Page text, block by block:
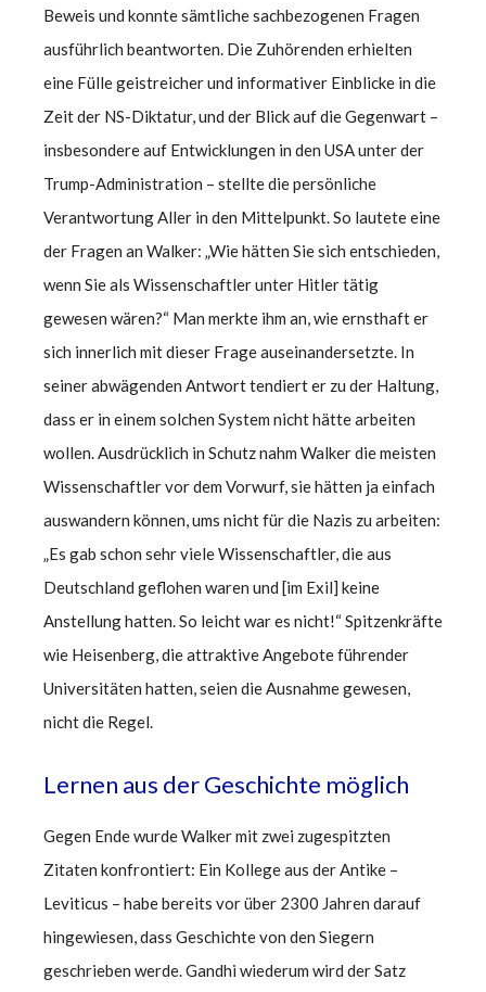
Beweis und konnte sämtliche sachbezogenen Fragen
ausführlich beantworten. Die Zuhörenden erhielten
eine Fülle geistreicher und informativer Einblicke in die
Zeit der NS-Diktatur, und der Blick auf die Gegenwart –
insbesondere auf Entwicklungen in den USA unter der
Trump-Administration – stellte die persönliche
Verantwortung Aller in den Mittelpunkt. So lautete eine
der Fragen an Walker: „Wie hätten Sie sich entschieden,
wenn Sie als Wissenschaftler unter Hitler tätig
gewesen wären?“ Man merkte ihm an, wie ernsthaft er
sich innerlich mit dieser Frage auseinandersetzte. In
seiner abwägenden Antwort tendiert er zu der Haltung,
dass er in einem solchen System nicht hätte arbeiten
wollen. Ausdrücklich in Schutz nahm Walker die meisten
Wissenschaftler vor dem Vorwurf, sie hätten ja einfach
auswandern können, ums nicht für die Nazis zu arbeiten:
„Es gab schon sehr viele Wissenschaftler, die aus
Deutschland geflohen waren und [im Exil] keine
Anstellung hatten. So leicht war es nicht!“ Spitzenkräfte
wie Heisenberg, die attraktive Angebote führender
Universitäten hatten, seien die Ausnahme gewesen,
nicht die Regel.
Lernen aus der Geschichte möglich
Gegen Ende wurde Walker mit zwei zugespitzten
Zitaten konfrontiert: Ein Kollege aus der Antike –
Leviticus – habe bereits vor über 2300 Jahren darauf
hingewiesen, dass Geschichte von den Siegern
geschrieben werde. Gandhi wiederum wird der Satz